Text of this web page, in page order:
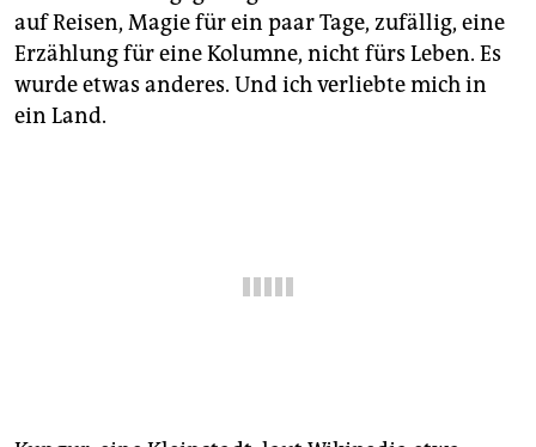
auf Reisen, Magie für ein paar Tage, zufällig, eine
Erzählung für eine Kolumne, nicht fürs Leben. Es
wurde etwas anderes. Und ich verliebte mich in
ein Land.